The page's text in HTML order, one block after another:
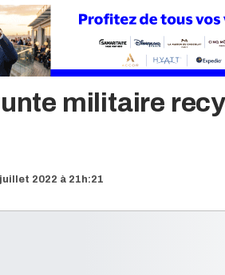
Publireportage Région
militaire
2022 à 21h:21